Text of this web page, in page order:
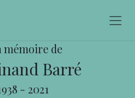
mémoire de
Barré
- 2021